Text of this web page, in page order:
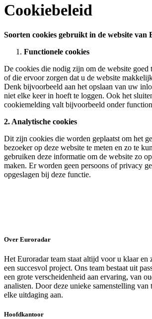
Cookiebeleid
Soorten cookies gebruikt in de website van
Functionele cookies
De cookies die nodig zijn om de website goed
of die ervoor zorgen dat u de website
Denk bijvoorbeeld aan het opslaan van uw
niet elke keer in hoeft te loggen. Ook het
cookiemelding valt bijvoorbeeld onder
2. Analytische cookies
Dit zijn cookies die worden geplaatst om het
bezoeker op deze website te meten en zo te
gebruiken deze informatie om de website zo
maken. Er worden geen persoons of privacy
opgeslagen bij deze functie.
Over Euroradar
Het Euroradar team staat altijd voor u klaar en
een succesvol project. Ons team bestaat uit
een grote verscheidenheid aan ervaring, van
analisten. Door deze unieke samenstelling
elke uitdaging aan.
Hoofdkantoor